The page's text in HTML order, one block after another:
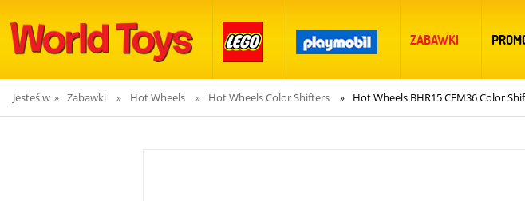
ZABAWKI
Jesteś w » Zabawki » Hot Wheels » Hot Wheels Color Shifters » Hot Wheels BHR15 CFM36 Color